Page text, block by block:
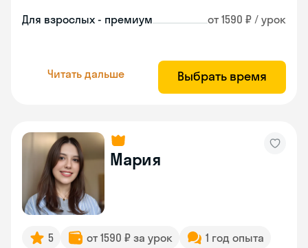
Для взрослых - премиум от 1590 ₽ / урок
Читать дальше Выбрать время
Мария
5 от 1590 ₽ за урок
1 год опыта